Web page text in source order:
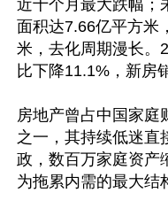
近十个月最大跌幅；
面积达7.66亿平方米
米，去化周期漫长。
比下降11.1%，新房
房地产曾占中国家庭
之一，其持续低迷直
政，数百万家庭资产
为拖累内需的最大结